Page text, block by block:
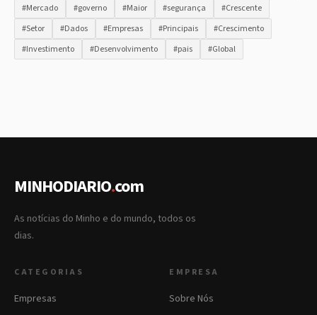
#Mercado
#governo #Maior #segurança
#Crescente
#Setor
#Dados #Empresas #Principais
#Crescimento
#Investimento
#Desenvolvimento #pais #Global
MINHODIARIO.com
As notícias do Minho e do mundo, todos os
dias.
CATEGORIAS
Empresas
EMPRESA
Sobre Nós